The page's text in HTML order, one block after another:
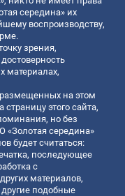
середина» их
воспроизводству,
зрения,
материалах,
на этом
этого сайта,
но без
середина»
будет считаться:
последующее
с
материалов,
подобные